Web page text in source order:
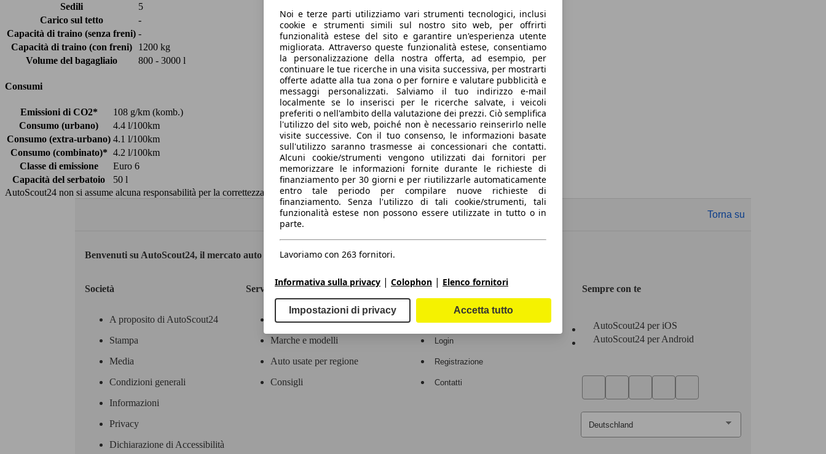
Sedili
5
Carico sul tetto
-
Capacità di traino (senza freni) -
Capacità di traino (con freni)
1200 kg
Volume del bagagliaio
800 - 3000 l
Consumi
Emissioni di CO2*
108 g/km (komb.)
Consumo (urbano)
4.4 l/100km
Consumo (extra-urbano) 4.1 l/100km
Consumo (combinato)* 4.2 l/100km
Classe di emissione
Euro 6
Capacità del serbatoio
50 l
AutoScout24 non si assume alcuna responsabilità per la correttezza dei dati.
Torna su
Benvenuti su AutoScout24, il mercato auto europeo.
Società
A proposito di AutoScout24
Stampa
Media
Condizioni generali
Informazioni
Privacy
Dichiarazione di Accessibilità
Servizi
Contatti
Marche e modelli
Auto usate per regione
Consigli
Area rivenditori
Login
Registrazione
Contatti
Sempre con te
AutoScout24 per iOS
AutoScout24 per Android
Noi e terze parti utilizziamo vari strumenti tecnologici, inclusi
cookie e strumenti simili sul nostro sito web, per offrirti
funzionalità estese del sito e garantire un'esperienza utente
migliorata. Attraverso queste funzionalità estese, consentiamo
la personalizzazione della nostra offerta, ad esempio, per
continuare le tue ricerche in una visita successiva, per mostrarti
offerte adatte alla tua zona o per fornire e valutare pubblicità e
messaggi personalizzati. Salviamo il tuo indirizzo e-mail
localmente se lo inserisci per le ricerche salvate, i veicoli
preferiti o nell'ambito della valutazione dei prezzi. Ciò semplifica
l'utilizzo del sito web, poiché non è necessario reinserirlo nelle
visite successive. Con il tuo consenso, le informazioni basate
sull'utilizzo saranno trasmesse ai concessionari che contatti.
Alcuni cookie/strumenti vengono utilizzati dai fornitori per
memorizzare le informazioni fornite durante le richieste di
finanziamento per 30 giorni e per riutilizzarle automaticamente
entro tale periodo per compilare nuove richieste di
finanziamento. Senza l'utilizzo di tali cookie/strumenti, tali
funzionalità estese non possono essere utilizzate in tutto o in
parte.
Lavoriamo con 263 fornitori.
Informativa sulla privacy | Colophon | Elenco fornitori
Impostazioni di privacy Accetta tutto